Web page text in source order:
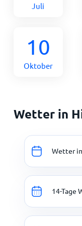
Juli
10
Oktober
Wetter in
Wetter
14-Tage